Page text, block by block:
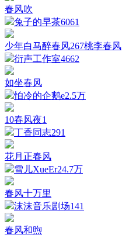
春风吹
兔子的早茶6061
少年白马醉春风267桃李春风
衍声工作室4662
如坐春风
怕冷的企鹅e2.5万
10春风夜1
丁香同志291
花月正春风
雪儿XueEr24.7万
春风十万里
沫沫音乐剧场141
春风和煦